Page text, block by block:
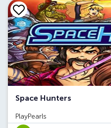
Space Hunters
PlayPearls